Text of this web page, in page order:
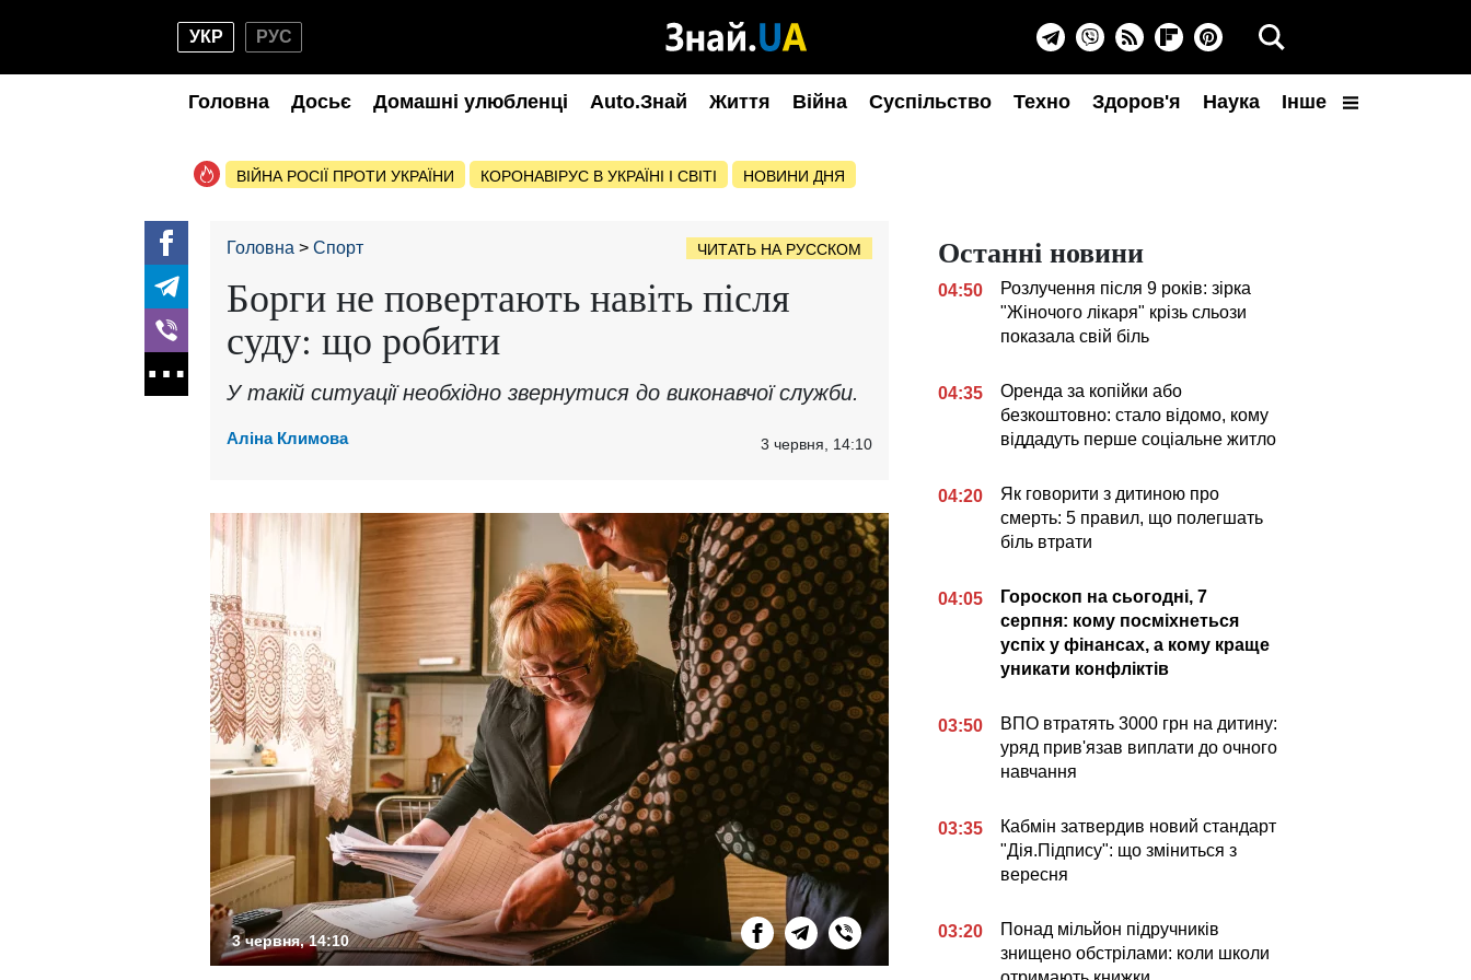
УКР РУС
Головна Досьє Домашні улюбленці Auto.Знай Життя Війна Суспільство Техно Здоров'я Наука Інше
ВІЙНА РОСІЇ ПРОТИ УКРАЇНИ КОРОНАВІРУС В УКРАЇНІ І СВІТІ НОВИНИ ДНЯ
Головна Спорт ЧИТАТЬ НА РУССКОМ
Борги не повертають навіть після
суду: що робити
У такій ситуації необхідно звернутися до виконавчої служби.
Аліна Климова 3 червня, 14:10
3 червня, 14:10
Останні новини
04:50
Розлучення після 9 років: зірка
"Жіночого лікаря" крізь сльози
показала свій біль
04:35
Оренда за копійки або
безкоштовно: стало відомо, кому
віддадуть перше соціальне житло
04:20
Як говорити з дитиною про
смерть: 5 правил, що полегшать
біль втрати
04:05
Гороскоп на сьогодні, 7
серпня: кому посміхнеться
успіх у фінансах, а кому краще
уникати конфліктів
03:50
ВПО втратять 3000 грн на дитину:
уряд прив'язав виплати до очного
навчання
03:35
Кабмін затвердив новий стандарт
"Дія.Підпису": що зміниться з
вересня
03:20
Понад мільйон підручників
знищено обстрілами: коли школи